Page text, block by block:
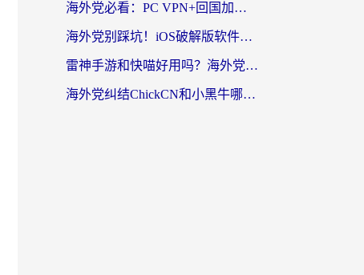
海外党必看：PC VPN+回国加速器怎么选？无缝访问国内资源全攻略
海外党别踩坑！iOS破解版软件不可靠？教你选对回国加速器无缝看国内资源
雷神手游和快喵好用吗？海外党亲测5款回国加速器，附斧牛Bling对比+微信视频号解决办法
海外党纠结ChickCN和小黑牛哪个好？一篇帮你选对回国加速器的实用指南